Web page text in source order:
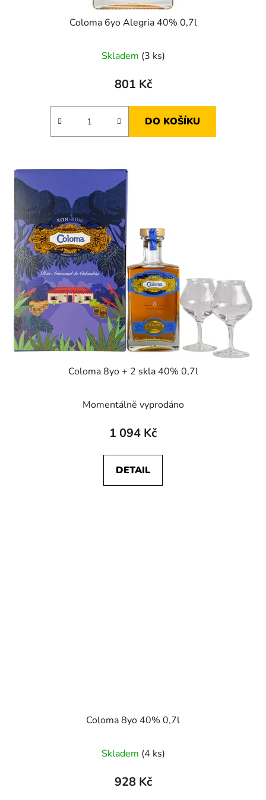
Coloma 6yo Alegria 40% 0,7l
Skladem (3 ks)
801 Kč
DO KOŠÍKU
Coloma 8yo + 2 skla 40% 0,7l
Momentálně vyprodáno
1 094 Kč
DETAIL
Coloma 8yo 40% 0,7l
Skladem (4 ks)
928 Kč